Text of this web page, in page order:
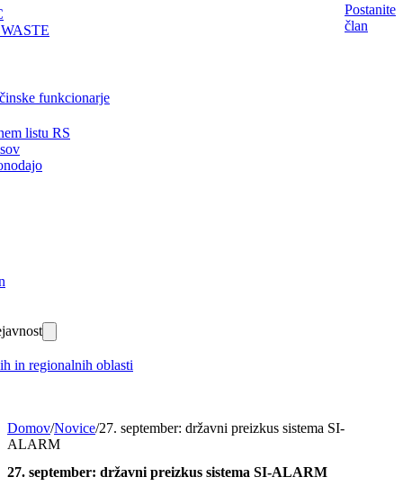
funkcionarje
listu RS
in regionalnih oblasti
Postanite
član
Domov/Novice/27. september: državni preizkus sistema SI-
ALARM
27. september: državni preizkus sistema SI-ALARM